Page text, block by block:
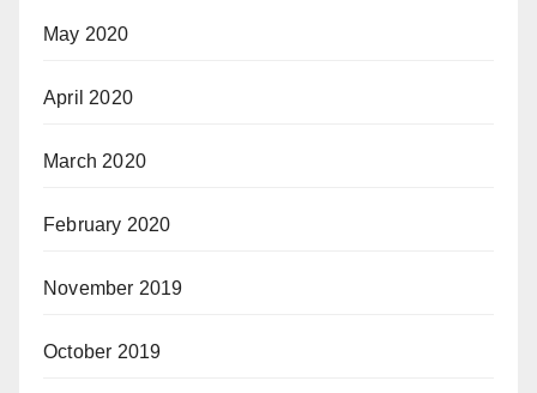
May 2020
April 2020
March 2020
February 2020
November 2019
October 2019